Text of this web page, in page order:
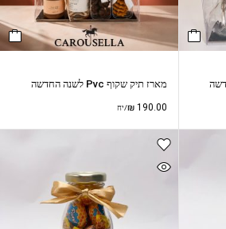
מארז תיק שקוף Pvc לשנה החדשה
₪190.00 /יח